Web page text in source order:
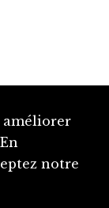
améliorer
notre